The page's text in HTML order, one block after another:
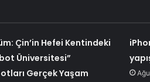
Çin’in Hefei Kentindeki
Üniversitesi”
Gerçek Yaşam